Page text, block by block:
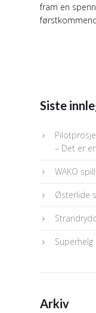
fram en
Siste
– Det er
WAKO
Østerlide
Arkiv